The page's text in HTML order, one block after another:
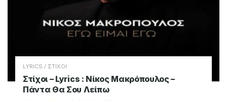
LYRICS / ΣΤΙΧΟΙ
Στίχοι – Lyrics : Νίκος Μακρόπουλος –
Πάντα Θα Σου Λείπω